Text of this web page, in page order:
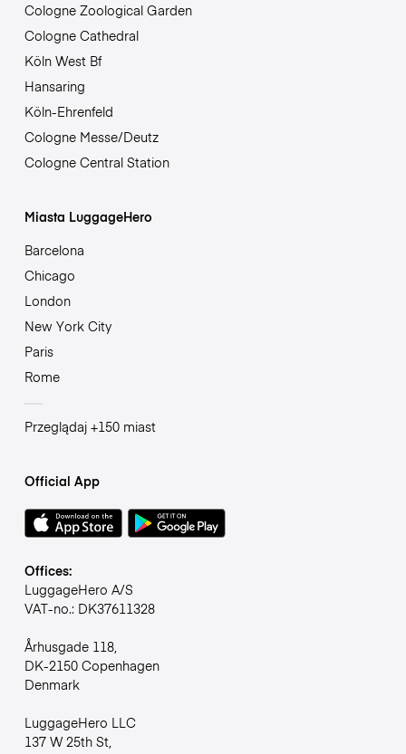
Cologne Zoological Garden
Cologne Cathedral
Köln West Bf
Hansaring
Köln-Ehrenfeld
Cologne Messe/Deutz
Cologne Central Station
Miasta LuggageHero
Barcelona
Chicago
London
New York City
Paris
Rome
Przeglądaj +150 miast
Official App
Offices:
LuggageHero A/S
VAT-no.: DK37611328
Århusgade 118,
DK-2150 Copenhagen
Denmark
LuggageHero LLC
137 W 25th St,